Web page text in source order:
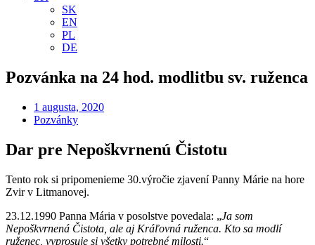
SK
EN
PL
DE
Pozvánka na 24 hod. modlitbu sv. ruženca
1 augusta, 2020
Pozvánky
Dar pre Nepoškvrnenú Čistotu
Tento rok si pripomenieme 30.výročie zjavení Panny Márie na hore
Zvir v Litmanovej.
23.12.1990 Panna Mária v posolstve povedala: „Ja som
Nepoškvrnená Čistota, ale aj Kráľovná ruženca. Kto sa modlí
ruženec, vyprosuje si všetky potrebné milosti.“